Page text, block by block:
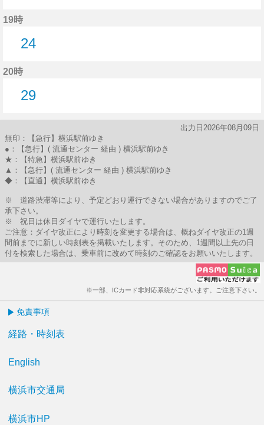
19時
24
20時
29
出力日2026年08月09日
無印：【急行】横浜駅前ゆき
●：【急行】( 流通センター 経由 ) 横浜駅前ゆき
★：【特急】横浜駅前ゆき
▲：【急行】( 流通センター 経由 ) 横浜駅前ゆき
◆：【直通】横浜駅前ゆき
※ 道路渋滞等により、予定どおり運行できない場合がありますのでご了
承下さい。
※ 祝日は休日ダイヤで運行いたします。
ご注意：ダイヤ改正により時刻を変更する場合は、概ねダイヤ改正の1週
間前までに新しい時刻表を掲載いたします。そのため、1週間以上先の日
付を検索した場合は、乗車前に改めて時刻のご確認をお願いいたします。
※一部、ICカード非対応系統がございます。ご注意下さい。
免責事項
経路・時刻表
English
横浜市交通局
横浜市HP